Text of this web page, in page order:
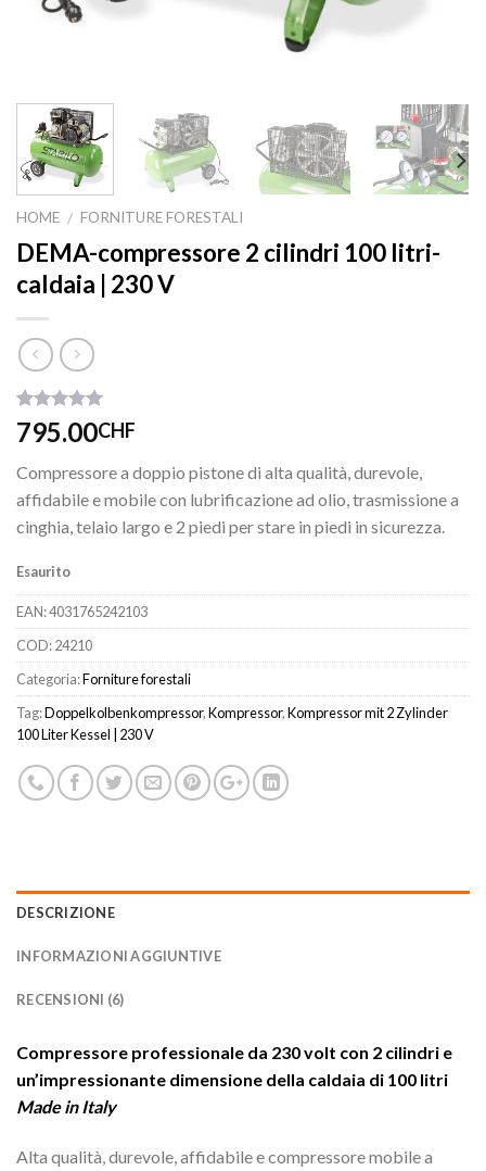
HOME / FORNITURE FORESTALI
DEMA-compressore 2 cilindri 100 litri-
caldaia | 230 V
Valutato
4.83su 5
6
recensioni
795.00CHF
Compressore a doppio pistone di alta qualità, durevole,
affidabile e mobile con lubrificazione ad olio, trasmissione a
cinghia, telaio largo e 2 piedi per stare in piedi in sicurezza.
Esaurito
EAN:4031765242103
COD:24210
Categoria:Forniture forestali
Tag:Doppelkolbenkompressor,Kompressor,Kompressor mit 2 Zylinder
100 Liter Kessel | 230 V
DESCRIZIONE
INFORMAZIONI AGGIUNTIVE
RECENSIONI (6)
Compressore professionale da 230 volt con 2 cilindri e
un’impressionante dimensione della caldaia di 100 litri
Made in Italy
Alta qualità, durevole, affidabile e compressore mobile a